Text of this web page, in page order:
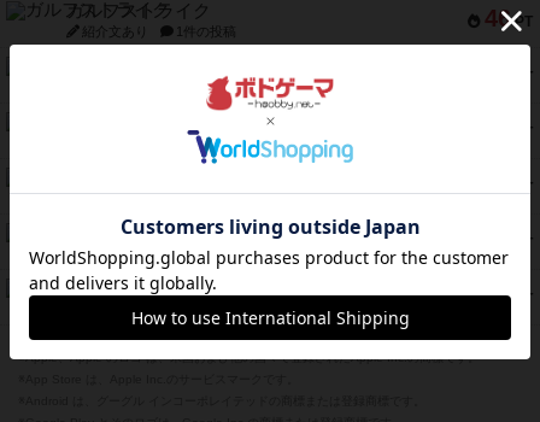
46 PT
ガルフストライク
紹介文あり 1件の投稿
PT
8件の投稿
PT
12件の投稿
PT
紹介文あり 1件の投稿
PT
Bitter End ブタペスト救出作戦
紹介文なし 1件の投稿
42 PT
ドコジャン
※Apple、Apple のロゴ は、米国および他の国々で登録されたApple Inc.の商標です。